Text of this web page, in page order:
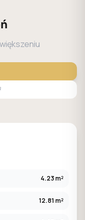
4.23 m²
12.81 m²